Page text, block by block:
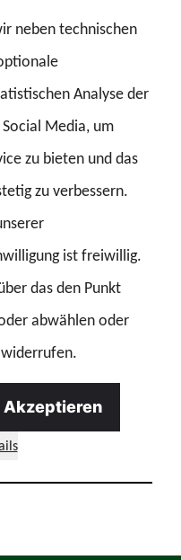
Bilder eingefangen,
mehr machen als nur
neben technischen
Analyse der
Media, um
zu bieten und das
zu verbessern.
ist freiwillig.
das den Punkt
abwählen oder
Akzeptieren